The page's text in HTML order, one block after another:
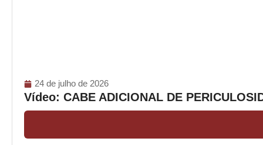
24 de julho de 2026
Vídeo: CABE ADICIONAL DE